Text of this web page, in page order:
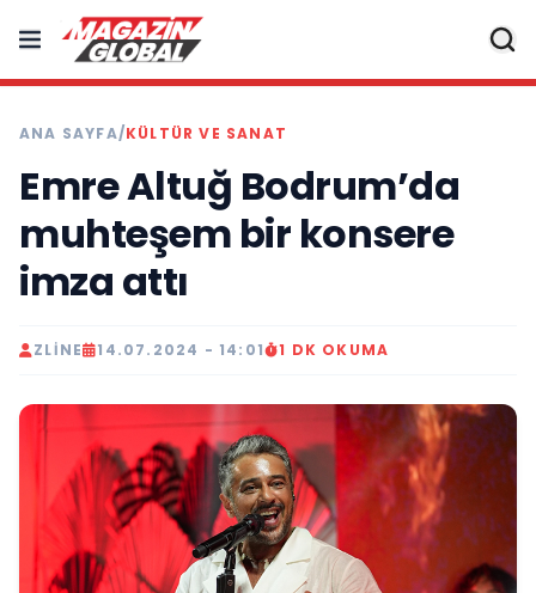
ANA SAYFA/KÜLTÜR VE SANAT
Emre Altuğ Bodrum’da
muhteşem bir konsere
imza attı
ZLINE 14.07.2024 - 14:01 1 DK OKUMA